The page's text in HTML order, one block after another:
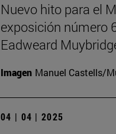
Nuevo hito para el
exposición número
Eadweard
Imagen Manuel Castells/
04 | 04 | 2025